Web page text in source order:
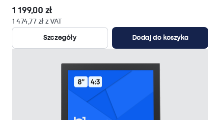
1 199,00 zł
1 474,77 zł z VAT
Szczegóły
Dodaj do koszyka